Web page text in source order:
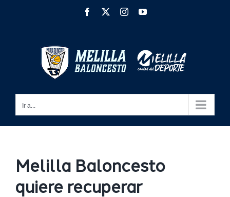
Facebook InstagramYouTube
Ir a...
Melilla Baloncesto
quiere recuperar